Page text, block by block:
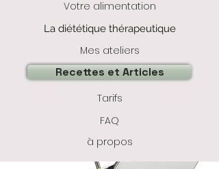
Votre alimentation
La diététique thérapeutique
Mes ateliers
Recettes et Articles
Tarifs
FAQ
à propos